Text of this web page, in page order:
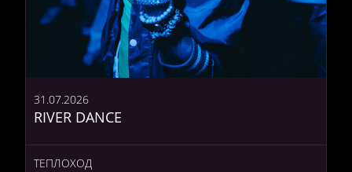
RIVER DANCE
31.07.2026
ТЕПЛОХОД